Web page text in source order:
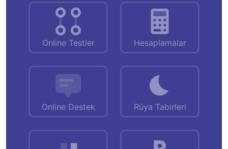
Online Testler Hesaplamalar
Online Destek Rüya Tabirleri